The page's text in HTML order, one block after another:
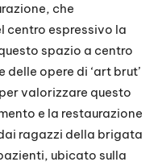
che
centro espressivo la
spazio a centro
opere di ‘art brut’
valorizzare questo
e la restaurazione
ragazzi della brigata
ubicato sulla